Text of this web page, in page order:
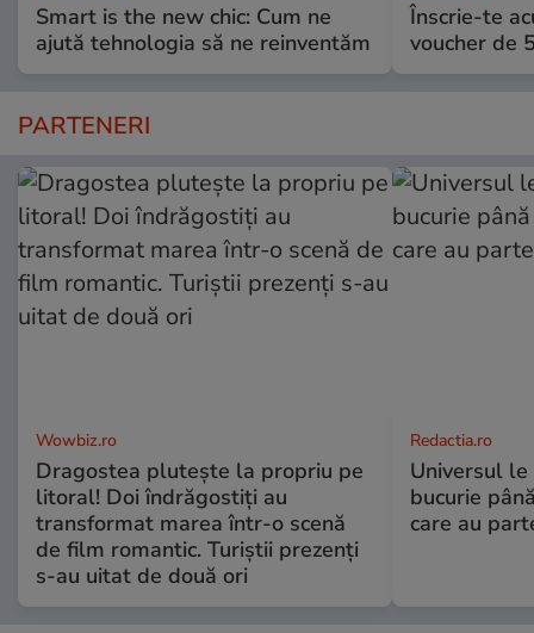
Smart is the new chic: Cum ne
ajută tehnologia să ne reinventăm
Înscrie-te
voucher de
PARTENERI
Wowbiz.ro
Dragostea plutește la propriu pe
litoral! Doi îndrăgostiți au
transformat marea într-o scenă
de film romantic. Turiștii prezenți
s-au uitat de două ori
Redactia.ro
Universul
bucurie
care au